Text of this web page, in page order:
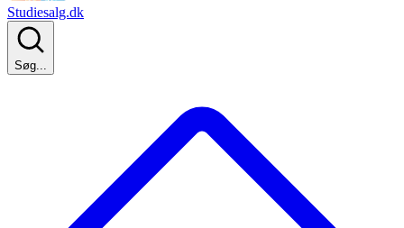
Studiesalg.dk
Søg...